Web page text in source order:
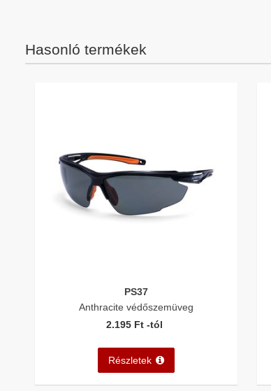
Hasonló termékek
PS37
Anthracite védőszemüveg
2.195 Ft -tól
Részletek